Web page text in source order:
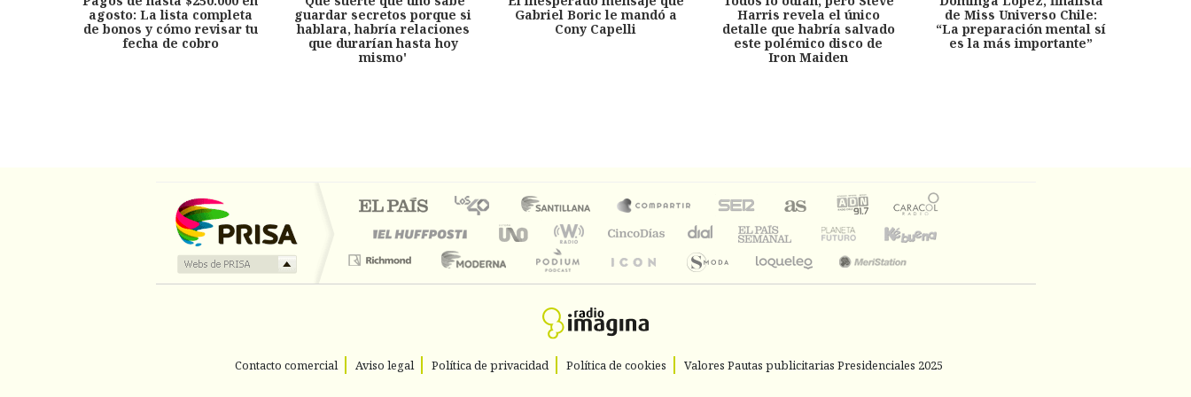
agosto: La lista completa
de bonos y cómo revisar tu
fecha de cobro
guardar secretos porque si
hablara, habría relaciones
que durarían hasta hoy
mismo'
Gabriel Boric le mandó a
Cony Capelli
Harris revela el único
detalle que habría salvado
este polémico disco de
Iron Maiden
de Miss Universo Chile:
“La preparación mental sí
es la más importante”
Contacto comercial Aviso legal Política de privacidad Política de cookies Valores Pautas publicitarias Presidenciales 2025